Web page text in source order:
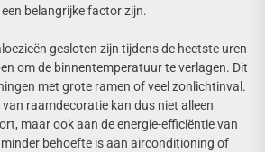
belangrijke factor zijn.
gesloten zijn tijdens de heetste uren
om de binnentemperatuur te verlagen. Dit
met grote ramen of veel zonlichtinval.
raamdecoratie kan dus niet alleen
maar ook aan de energie-efficiëntie van
behoefte is aan airconditioning of